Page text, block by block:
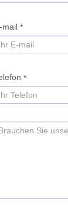
mail *
*